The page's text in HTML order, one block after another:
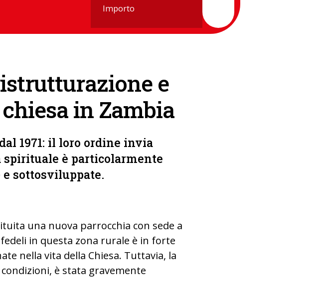
e
in Zambia
1971: il loro ordine invia
è particolarmente
sottosviluppate.
una nuova parrocchia con sede a
in questa zona rurale è in forte
nella vita della Chiesa. Tuttavia, la
è stata gravemente